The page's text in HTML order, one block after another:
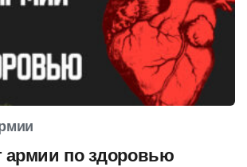
армии по здоровью